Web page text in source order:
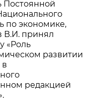
Постоянной
по экономике,
В.И. принял
«Роль
развитии
в
редакцией